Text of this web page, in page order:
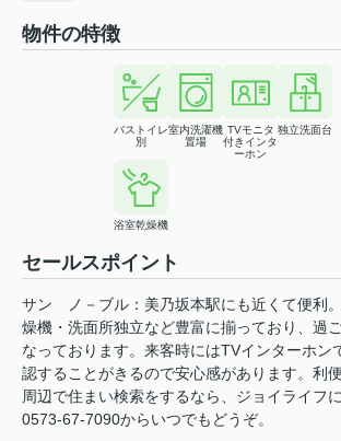
物件の特徴
バストイレ
別
室内洗濯機
置場
TVモニタ
付きインタ
ーホン
独立洗面台
浴室乾燥機
セールスポイント
サン ノ－ブル：美乃坂本駅にも近くて便利
燥機・洗面所独立など豊富に揃っており、過
なっております。来客時にはTVインターホン
認することがきるので安心感があります。利
周辺で住まい検索をするなら、ジョイライフ
0573-67-7090からいつでもどうぞ。